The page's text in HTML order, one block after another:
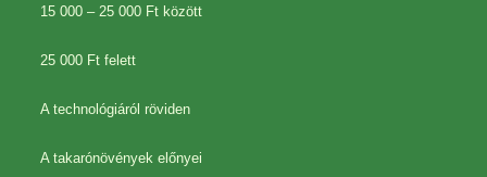
15 000 – 25 000 Ft között
25 000 Ft felett
A technológiáról röviden
A takarónövények előnyei